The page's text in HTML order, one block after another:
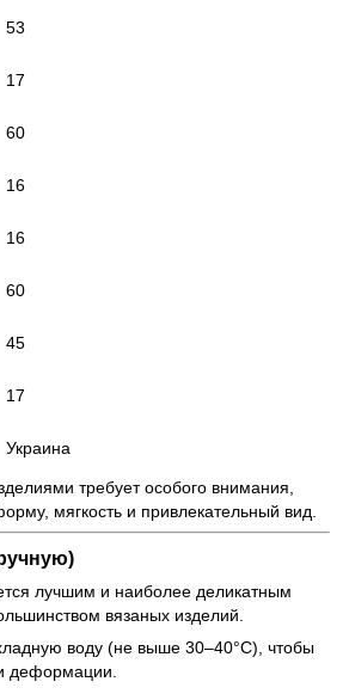
53
17
60
16
16
60
45
17
Украина
требует особого внимания,
мягкость и привлекательный вид.
лучшим и наиболее деликатным
вязаных изделий.
воду (не выше 30–40°C), чтобы
деформации.